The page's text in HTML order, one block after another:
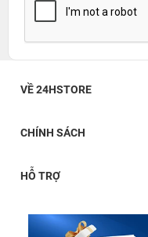
VỀ 24HSTORE
CHÍNH SÁCH
HỖ TRỢ